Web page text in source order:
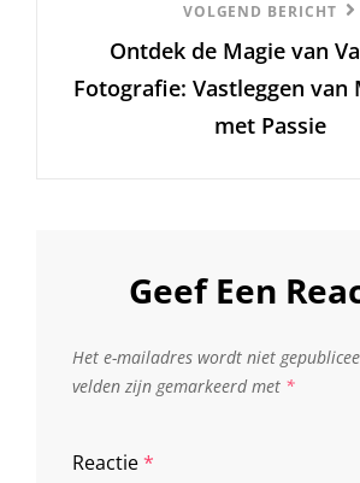
Bericht
VOLGEND BERICHT
Ontdek de Magie van
Fotografie: Vastleggen van
met Passie
Geef Een
Het e-mailadres wordt niet
velden zijn gemarkeerd met *
Reactie*